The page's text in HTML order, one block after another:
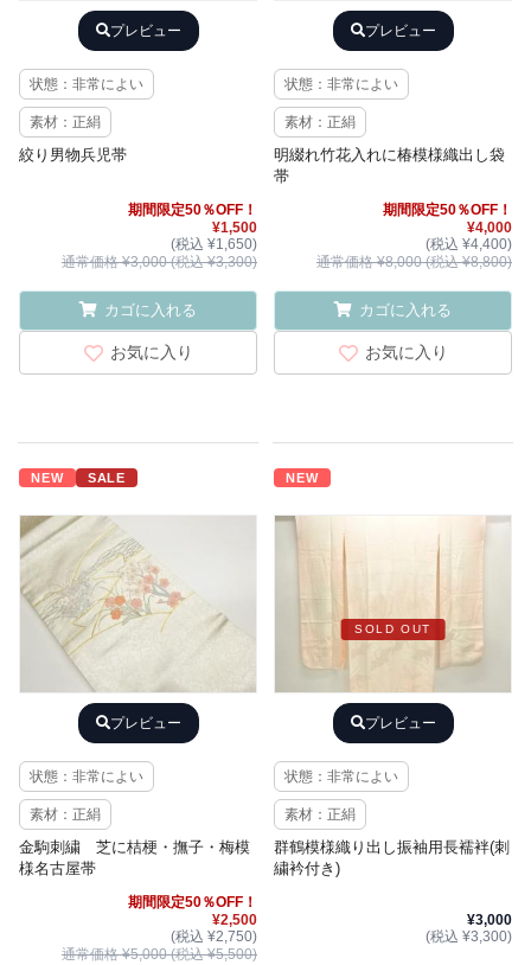
プレビュー
状態：非常によい
素材：正絹
絞り男物兵児帯
期間限定50％OFF！
¥1,500
(税込 ¥1,650)
通常価格 ¥3,000 (税込 ¥3,300)
カゴに入れる
お気に入り
プレビュー
状態：非常によい
素材：正絹
明綴れ竹花入れに椿模様織出し袋
帯
期間限定50％OFF！
¥4,000
(税込 ¥4,400)
通常価格 ¥8,000 (税込 ¥8,800)
カゴに入れる
お気に入り
NEW SALE
プレビュー
状態：非常によい
素材：正絹
金駒刺繍 芝に桔梗・撫子・梅模
様名古屋帯
期間限定50％OFF！
¥2,500
(税込 ¥2,750)
通常価格 ¥5,000 (税込 ¥5,500)
NEW
SOLD OUT
プレビュー
状態：非常によい
素材：正絹
群鶴模様織り出し振袖用長襦袢(刺
繍衿付き)
¥3,000
(税込 ¥3,300)